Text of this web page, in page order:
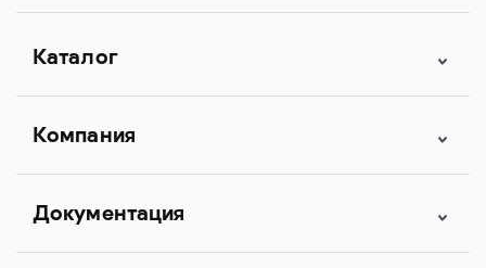
Каталог
Компания
Документация